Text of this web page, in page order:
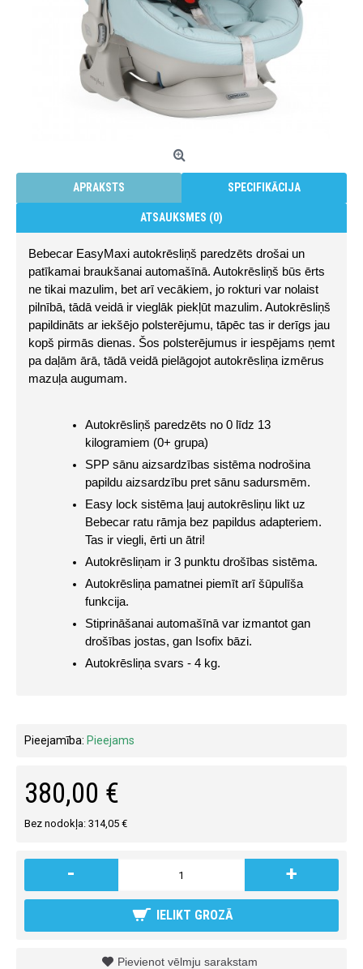
APRAKSTS SPECIFIKĀCIJA
ATSAUKSMES (0)
Bebecar EasyMaxi autokrēsliņš paredzēts drošai un
patīkamai braukšanai automašīnā. Autokrēsliņš būs ērts
ne tikai mazulim, bet arī vecākiem, jo rokturi var nolaist
pilnībā, tādā veidā ir vieglāk piekļūt mazulim. Autokrēsliņš
papildināts ar iekšējo polsterējumu, tāpēc tas ir derīgs jau
kopš pirmās dienas. Šos polsterējumus ir iespējams ņemt
pa daļām ārā, tādā veidā pielāgojot autokrēsliņa izmērus
mazuļa augumam.
Autokrēsliņš paredzēts no 0 līdz 13
kilogramiem (0+ grupa)
SPP sānu aizsardzības sistēma nodrošina
papildu aizsardzību pret sānu sadursmēm.
Easy lock sistēma ļauj autokrēsliņu likt uz
Bebecar ratu rāmja bez papildus adapteriem.
Tas ir viegli, ērti un ātri!
Autokrēsliņam ir 3 punktu drošības sistēma.
Autokrēsliņa pamatnei piemīt arī šūpulīša
funkcija.
Stiprināšanai automašīnā var izmantot gan
drošības jostas, gan Isofix bāzi.
Autokrēsliņa svars - 4 kg.
Pieejamība: Pieejams
380,00 €
Bez nodokļa: 314,05 €
- +
IELIKT GROZĀ
Pievienot vēlmju sarakstam